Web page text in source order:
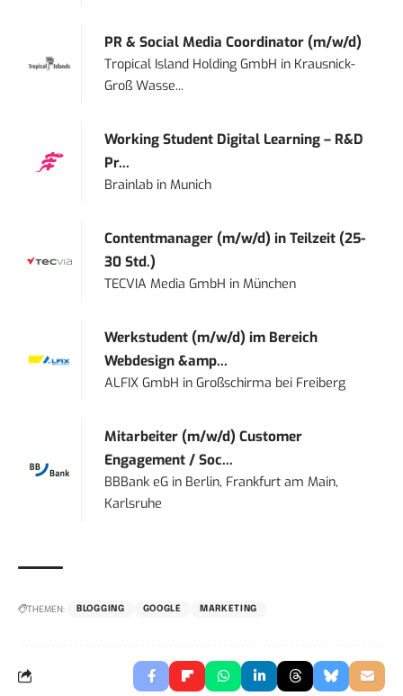
PR & Social Media Coordinator (m/w/d)
Tropical Island Holding GmbH in Krausnick-
Groß Wasse...
Working Student Digital Learning – R&D
Pr...
Brainlab inMunich
Contentmanager (m/w/d) in Teilzeit (25-
30 Std.)
TECVIA Media GmbH inMünchen
Werkstudent (m/w/d) im Bereich
Webdesign &amp...
ALFIX GmbH inGroßschirma bei Freiberg
Mitarbeiter (m/w/d) Customer
Engagement / Soc...
BBBank eG in Berlin, Frankfurt am Main,
Karlsruhe
THEMEN: BLOGGING GOOGLE MARKETING